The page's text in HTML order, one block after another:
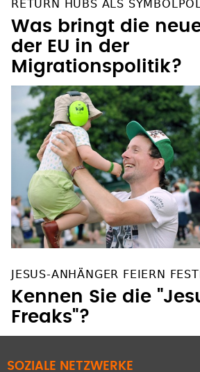
RETURN HUBS ALS
Was bringt die neue
der EU in der
Migrationspolitik?
JESUS-ANHÄNGER FEIERN
Kennen Sie die